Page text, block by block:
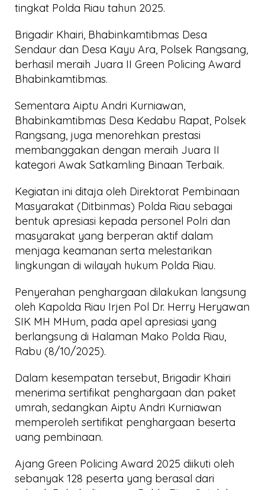
tingkat Polda Riau tahun 2025.
Brigadir Khairi, Bhabinkamtibmas Desa
Sendaur dan Desa Kayu Ara, Polsek Rangsang,
berhasil meraih Juara II Green Policing Award
Bhabinkamtibmas.
Sementara Aiptu Andri Kurniawan,
Bhabinkamtibmas Desa Kedabu Rapat, Polsek
Rangsang, juga menorehkan prestasi
membanggakan dengan meraih Juara II
kategori Awak Satkamling Binaan Terbaik.
Kegiatan ini ditaja oleh Direktorat Pembinaan
Masyarakat (Ditbinmas) Polda Riau sebagai
bentuk apresiasi kepada personel Polri dan
masyarakat yang berperan aktif dalam
menjaga keamanan serta melestarikan
lingkungan di wilayah hukum Polda Riau.
Penyerahan penghargaan dilakukan langsung
oleh Kapolda Riau Irjen Pol Dr. Herry Heryawan
SIK MH MHum, pada apel apresiasi yang
berlangsung di Halaman Mako Polda Riau,
Rabu (8/10/2025).
Dalam kesempatan tersebut, Brigadir Khairi
menerima sertifikat penghargaan dan paket
umrah, sedangkan Aiptu Andri Kurniawan
memperoleh sertifikat penghargaan beserta
uang pembinaan.
Ajang Green Policing Award 2025 diikuti oleh
sebanyak 128 peserta yang berasal dari